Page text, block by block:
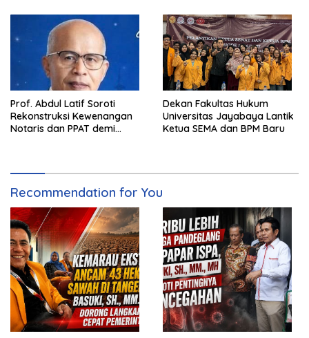
Prof. Abdul Latif Soroti
Rekonstruksi Kewenangan
Notaris dan PPAT demi
Dekan Fakultas Hukum
Universitas Jayabaya Lantik
Ketua SEMA dan BPM Baru
Recommendation for You